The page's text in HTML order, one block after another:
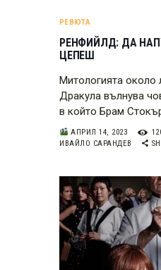
РЕВЮТА
РЕНФИЙЛД: ДА
ЦЕПЕШ
Митологията около
Дракула вълнува
в който Брам
АПРИЛ 14, 2023
ИВАЙЛО САРАНДЕВ